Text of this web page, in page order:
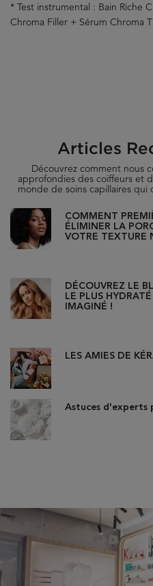
* Test instrumental : Bain Riche
Chroma Filler + Sérum Chroma
Articles
Découvrez comment nous
approfondies des coiffeurs et
monde de soins capillaires
COMMENT
ÉLIMINER LA
VOTRE TEXTURE
DÉCOUVREZ LE
LE PLUS
IMAGINÉ !
LES AMIES DE
Astuces d'experts